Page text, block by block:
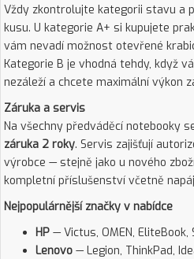
Vždy zkontrolujte kategorii stavu a
kusu. U kategorie A+ si kupujete
vám nevadí možnost otevřené
Kategorie B je vhodná tehdy, když
nezáleží a chcete maximální výkon
Záruka a servis
Na všechny předváděcí notebooky
záruka 2 roky. Servis zajišťují
výrobce — stejně jako u nového
kompletní příslušenství včetně
Nejpopulárnější značky v nabídce
HP — Victus, OMEN, EliteBook,
Lenovo — Legion, ThinkPad,